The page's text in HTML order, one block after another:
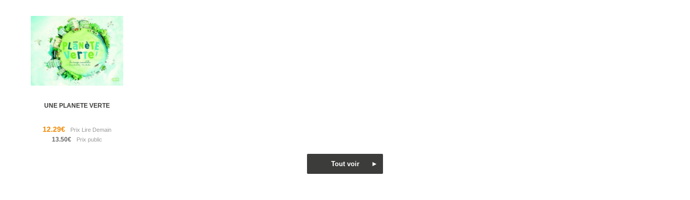
UNE PLANETE VERTE
12.29€
13.50€